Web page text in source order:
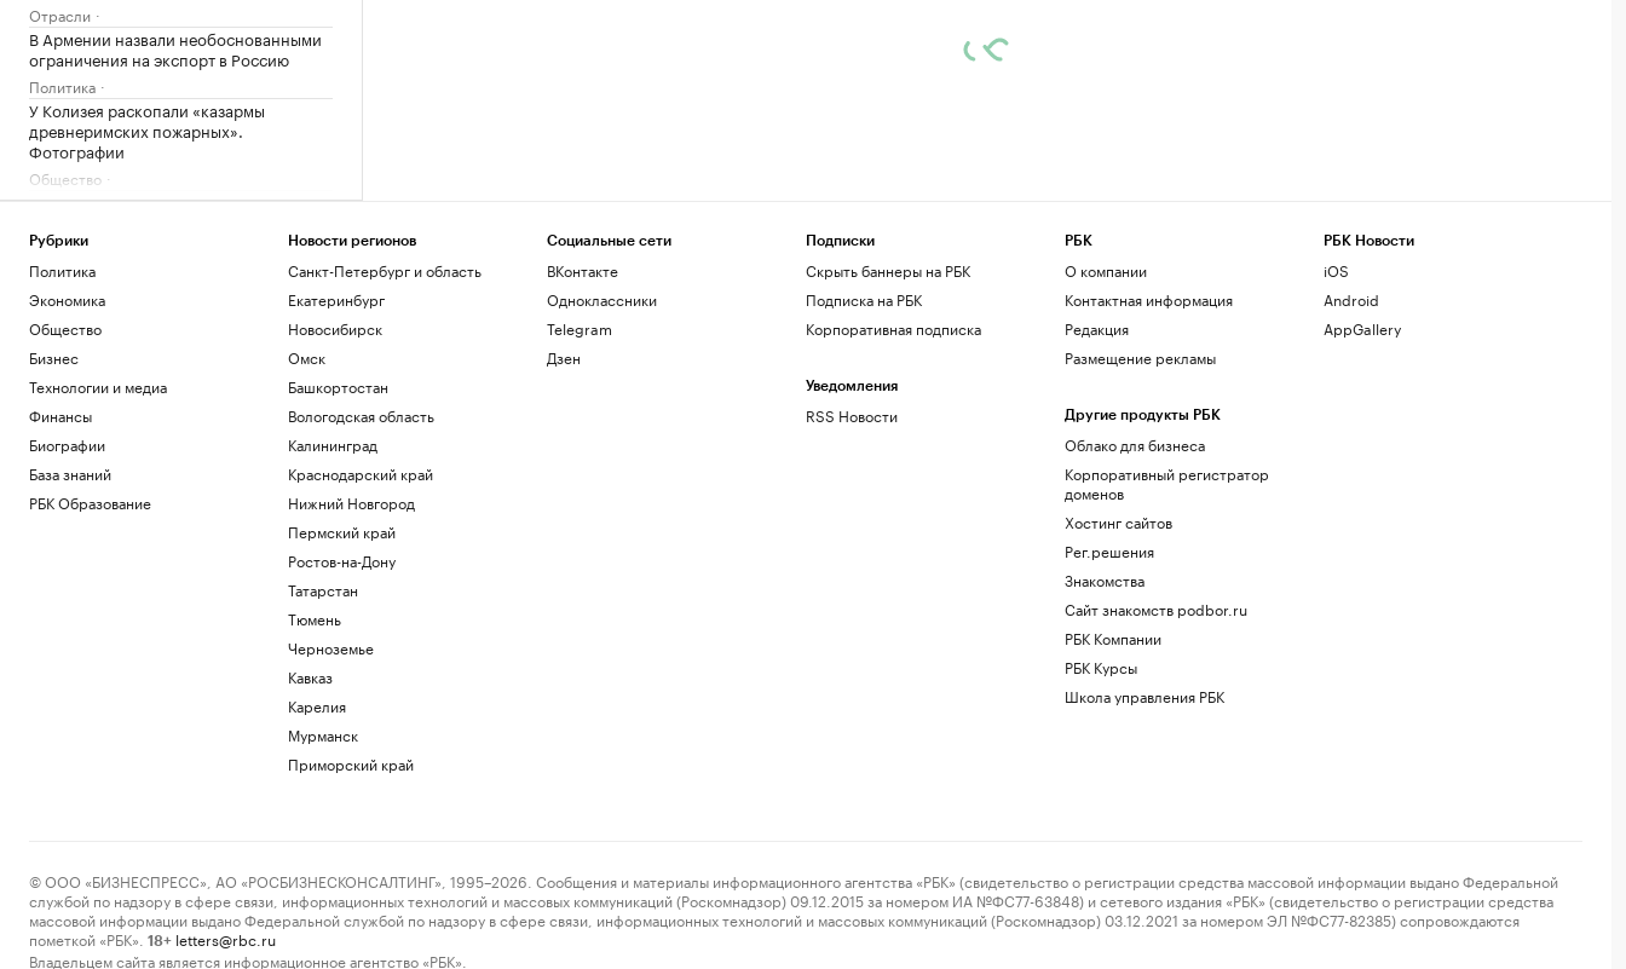
Отрасли
В Армении назвали необоснованными
ограничения на экспорт в Россию
Политика
У Колизея раскопали «казармы
древнеримских пожарных».
Фотографии
Общество
Генпрокуратура признала
Foundation
Политика
Рубрики
Политика
Экономика
Общество
Бизнес
Технологии и медиа
Финансы
Биографии
База знаний
РБК Образование
Новости регионов
Санкт-Петербург и область
Екатеринбург
Новосибирск
Омск
Башкортостан
Вологодская область
Калининград
Краснодарский край
Нижний Новгород
Пермский край
Ростов-на-Дону
Татарстан
Тюмень
Черноземье
Кавказ
Карелия
Мурманск
Приморский край
Социальные сети
ВКонтакте
Одноклассники
Telegram
Дзен
Подписки
Скрыть баннеры на РБК
Подписка на РБК
Корпоративная подписка
Уведомления
RSS Новости
РБК
О компании
Контактная информация
Редакция
Размещение рекламы
Другие продукты РБК
Облако для бизнеса
Корпоративный регистратор
доменов
Хостинг сайтов
Рег.решения
Знакомства
Сайт знакомств podbor.ru
РБК Компании
РБК Курсы
Школа управления РБК
РБК Новости
iOS
Android
AppGallery
© ООО «БИЗНЕСПРЕСС», АО «РОСБИЗНЕСКОНСАЛТИНГ», 1995–2026. Сообщения и материалы информационного агентства «РБК» (свидетельство о регистрации средства массовой информации выдано Федеральной
службой по надзору в сфере связи, информационных технологий и массовых коммуникаций (Роскомнадзор) 09.12.2015 за номером ИА №ФС77-63848) и сетевого издания «РБК» (свидетельство о регистрации средства
массовой информации выдано Федеральной службой по надзору в сфере связи, информационных технологий и массовых коммуникаций (Роскомнадзор) 03.12.2021 за номером ЭЛ №ФС77-82385) сопровождаются
пометкой «РБК».
18+ letters@rbc.ru
Владельцем сайта является информационное агентство «РБК».